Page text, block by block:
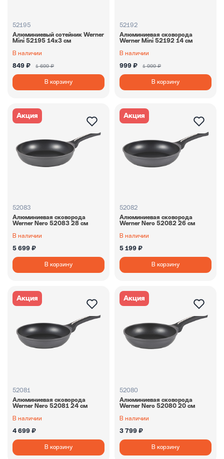
52195
Алюминиевый сотейник Werner
Mini 52195 14х3 см
В наличии
849 ₽ 1 699 ₽
В корзину
52192
Алюминиевая сковорода
Werner Mini 52192 14 см
В наличии
999 ₽ 1 999 ₽
В корзину
Акция
52083
Алюминиевая сковорода
Werner Nero 52083 28 см
В наличии
5 699 ₽
В корзину
Акция
52082
Алюминиевая сковорода
Werner Nero 52082 26 см
В наличии
5 199 ₽
В корзину
Акция
52081
Алюминиевая сковорода
Werner Nero 52081 24 см
В наличии
4 699 ₽
В корзину
Акция
52080
Алюминиевая сковорода
Werner Nero 52080 20 см
В наличии
3 799 ₽
В корзину